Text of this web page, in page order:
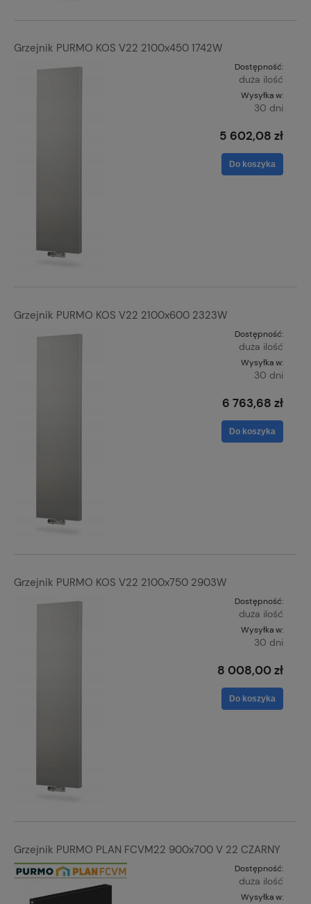
Grzejnik PURMO KOS V22 2100x450 1742W
Dostępność:
duża ilość
Wysyłka w:
30 dni
5 602,08 zł
Do koszyka
Grzejnik PURMO KOS V22 2100x600 2323W
Dostępność:
duża ilość
Wysyłka w:
30 dni
6 763,68 zł
Do koszyka
Grzejnik PURMO KOS V22 2100x750 2903W
Dostępność:
duża ilość
Wysyłka w:
30 dni
8 008,00 zł
Do koszyka
Grzejnik PURMO PLAN FCVM22 900x700 V 22 CZARNY
Dostępność:
duża ilość
Wysyłka w: